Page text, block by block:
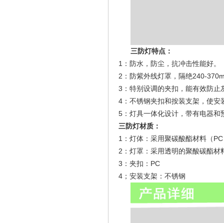
三防灯特点：
1：防水，防尘，抗冲击性能好。
2：防紫外线灯罩，隔绝240-
3：特别设调的夹扣，能有效防止
4：不锈钢夹扣和按装支架，使安
5：灯具一体化设计，带有电器和
三防灯材质：
1：灯体：采用聚碳酸酯材料（
2：灯罩：采用透明的聚酸碳酯材
3：夹扣：PC
4；安装支架：不锈钢